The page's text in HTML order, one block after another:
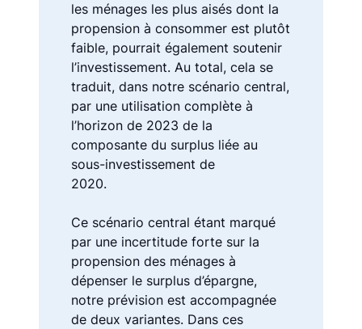
les ménages les plus aisés dont la
propension à consommer est plutôt
faible, pourrait également soutenir
l’investissement. Au total, cela se
traduit, dans notre scénario central,
par une utilisation complète à
l’horizon de 2023 de la
composante du surplus liée au
sous-investissement de
2020.
Ce scénario central étant marqué
par une incertitude forte sur la
propension des ménages à
dépenser le surplus d’épargne,
notre prévision est accompagnée
de deux variantes. Dans ces